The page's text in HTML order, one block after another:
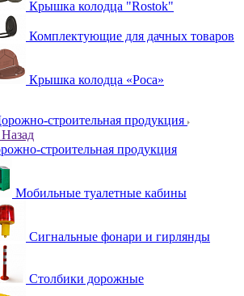
Крышка колодца "Rostok"
Комплектующие для дачных товаров
Крышка колодца «Роса»
строительная продукция
Назад
строительная продукция
Мобильные туалетные кабины
Сигнальные фонари и гирлянды
Столбики дорожные